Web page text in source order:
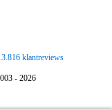
klantreviews
- 2026